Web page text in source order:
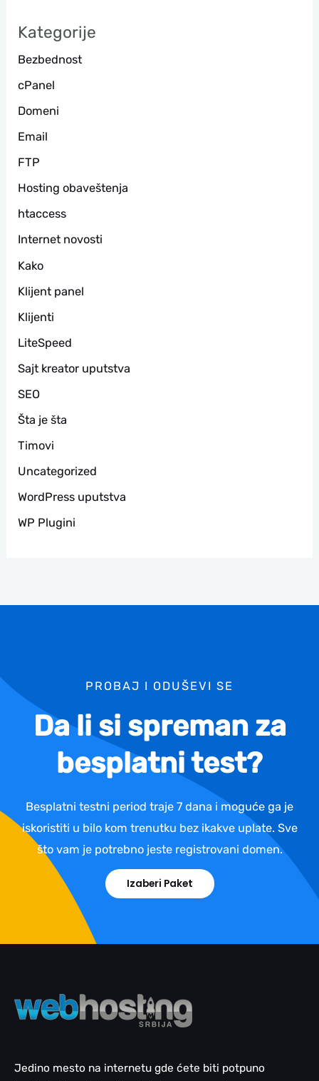
г
а
Kategorije
Bezbednost
cPanel
Domeni
Email
FTP
Hosting obaveštenja
htaccess
Internet novosti
Kako
Klijent panel
Klijenti
LiteSpeed
Sajt kreator uputstva
SEO
Šta je šta
Timovi
Uncategorized
WordPress uputstva
WP Plugini
PROBAJ I ODUŠEVI SE
Da li si spreman za
besplatni test?
Besplatni testni period traje 7 dana i moguće ga je
iskoristiti u bilo kom trenutku bez ikakve uplate. Sve
što vam je potrebno jeste registrovani domen.
Izaberi Paket
Jedino mesto na internetu gde ćete biti potpuno